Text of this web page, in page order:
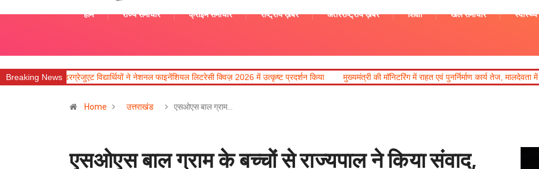
होम राज्य समाचार क्राइम समाचार राष्ट्रीय ख़बरें अंतरराष्ट्रीय ख़बरें शिक्षा खेल समाचार स्वास्थ्य
Breaking News
अंडरग्रेजुएट विद्यार्थियों ने नेशनल फाइनेंशियल लिटरेसी क्विज़ 2026 में उत्कृष्ट प्रदर्शन किया मुख्यमंत्री की मॉनिटरिंग में राहत एवं पुनर्निर्माण कार्य तेज, मालदेवता में आवागमन सुरक्षित
Home उत्तराखंड एसओएस बाल ग्राम…
एसओएस बाल ग्राम के बच्चों से राज्यपाल ने किया संवाद,